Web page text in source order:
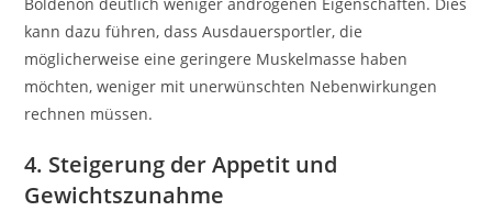
kann dazu führen, dass Ausdauersportler, die
möglicherweise eine geringere Muskelmasse haben
möchten, weniger mit unerwünschten Nebenwirkungen
rechnen müssen.
4. Steigerung der Appetit und
Gewichtszunahme